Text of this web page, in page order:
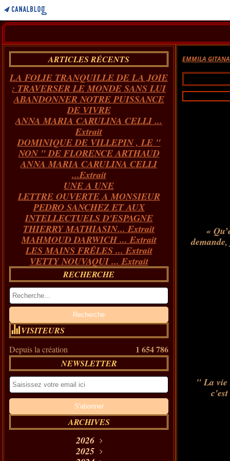
ARTICLES RÉCENTS
LA FOLIE TRANQUILLE DE LA JOIE
: TRAVERSER LE MONDE SANS LUI
ABANDONNER NOTRE PUISSANCE
DE VIVRE
ANNA MARIA CARULINA CELLI ...
Extrait
DOMINIQUE DE VILLEPIN , LE "
NON " DE FLORENCE ARTHAUD
ANNA MARIA CARULINA CELLI
...Extrait
UNE A UNE
LETTRE OUVERTE A MONSIEUR
PEDRO SANCHEZ ET AUX
INTELLECTUELS D'ESPAGNE
THIERRY MATHIASIN... Extrait
MAHMOUD DARWICH ... Extrait
LES MAINS FRÊLES ... Extrait
VETTY NOUVAQUI ... Extrait
RECHERCHE
VISITEURS
Depuis la création 1 654 786
NEWSLETTER
ARCHIVES
2026
Août(11)
2025
EMMILA GITANA
«
" La vie